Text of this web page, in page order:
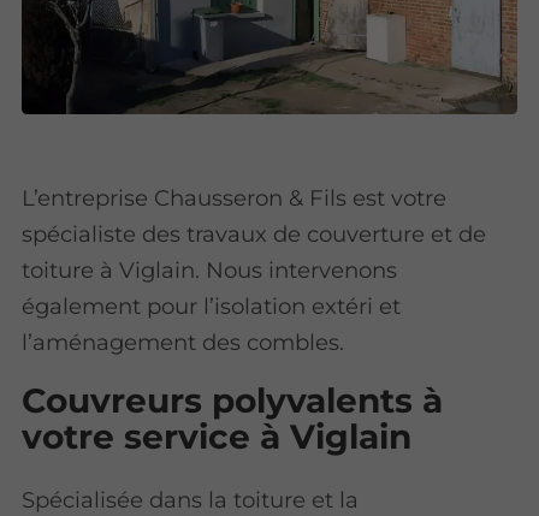
L’entreprise Chausseron & Fils est votre
spécialiste des travaux de couverture et de
toiture à Viglain. Nous intervenons
également pour l’isolation extéri et
l’aménagement des combles.
Couvreurs polyvalents à
votre service à Viglain
Spécialisée dans la toiture et la